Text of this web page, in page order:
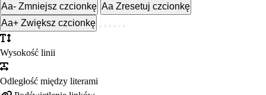
Aa- Zmniejsz czcionkę Aa Zresetuj czcionkę
Aa+ Zwiększ czcionkę
Wysokość linii
Odległość między literami